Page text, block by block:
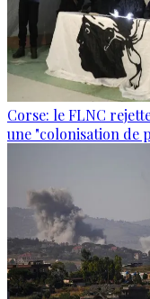
Corse: le FLNC
une "colonisation de